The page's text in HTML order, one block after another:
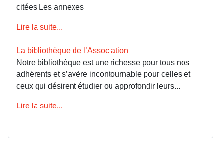
citées Les annexes
Lire la suite...
La bibliothèque de l’Association
Notre bibliothèque est une richesse pour tous nos
adhérents et s’avère incontournable pour celles et
ceux qui désirent étudier ou approfondir leurs...
Lire la suite...